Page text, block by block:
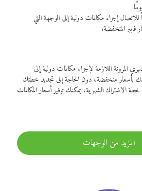
خطة الـ 30 يوماً للاتصال إجراء مكالمات دولية إلى الوجهة التي
المرونة اللازمة لإجراء مكالمات دولية إلى
بأسعار منخفضة، دون الحاجة إلى تجديد خطتك
الشهرية، يمكنك توفير أسعار المكالمات
المزيد من الوجهات